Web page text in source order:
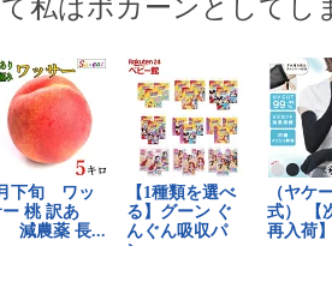
私はポカーンとしてし